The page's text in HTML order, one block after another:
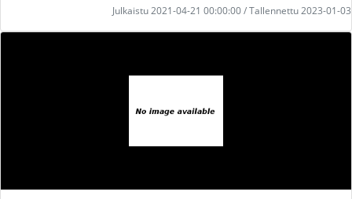
Julkaistu 2021-04-21 00:00:00 / Tallennettu 2023-01-03